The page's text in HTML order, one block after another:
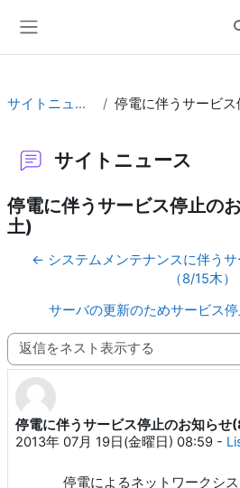
サイトニュース
サイトニュース
停電に伴うサービス停止の
土)
← システムメンテナンスに伴う
（8/15木）
サーバの更新のためサービス
表示モード
停電に伴うサービス停止のお知ら
2013年 07月 19日(金曜日) 08:59 -
返信数: 0
停電によるネットワークシ